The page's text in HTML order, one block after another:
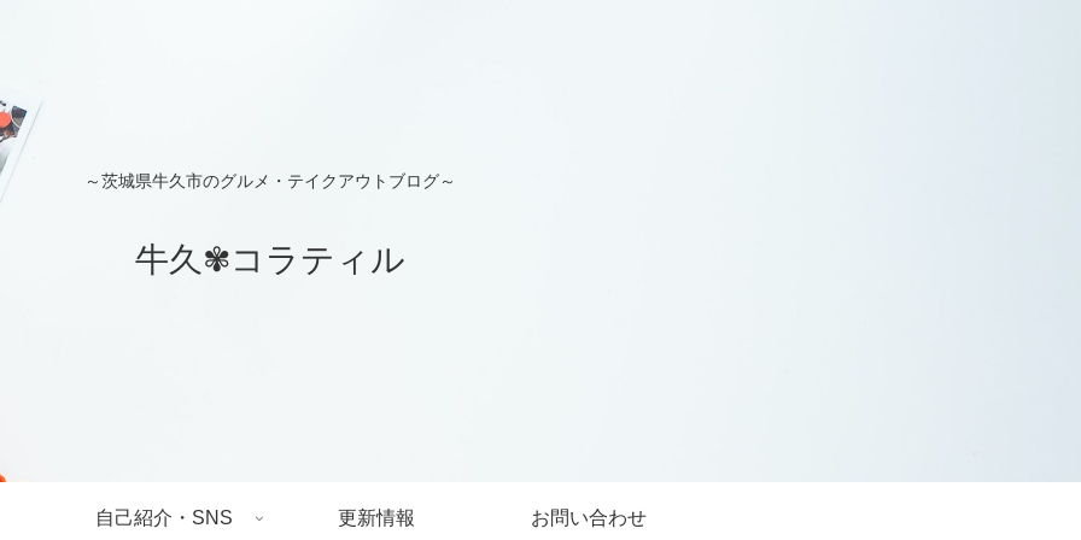
～茨城県牛久市のグルメ・テイクアウトブログ～
牛久✾コラティル
自己紹介・SNS 更新情報 お問い合わせ